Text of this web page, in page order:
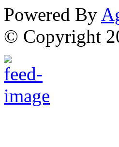
Powered By
© Copyright